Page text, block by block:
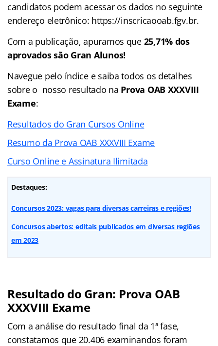
candidatos podem acessar os dados no seguinte
endereço eletrônico: https://inscricaooab.fgv.br.
Com a publicação, apuramos que 25,71% dos
aprovados são Gran Alunos!
Navegue pelo índicee saiba todos os detalhes
sobre o nosso resultado na Prova OAB XXXVIII
Exame:
Resultados do Gran Cursos Online
Resumo da Prova OAB XXXVIII Exame
Curso Online e Assinatura Ilimitada
Destaques:
Concursos 2023: vagas para diversas carreiras e regiões!
Concursos abertos: editais publicados em diversas regiões
em 2023
Resultado do Gran: Prova OAB
XXXVIII Exame
Com a análise do resultado final da 1ª fase,
constatamos que 20.406 examinandos foram